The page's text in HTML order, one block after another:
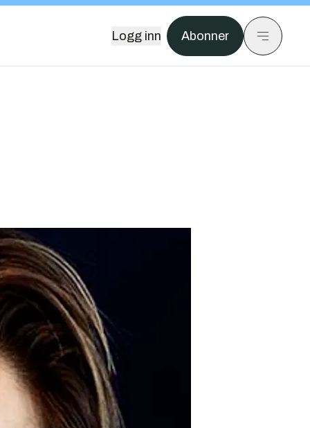
Logg inn Abonner